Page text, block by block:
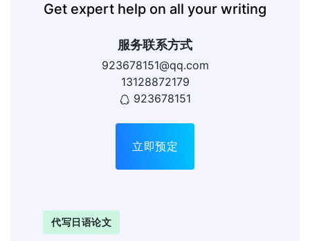
Get expert help on all your writing
服务联系方式
923678151@qq.com
13128872179
923678151
立即预定
代写日语论文